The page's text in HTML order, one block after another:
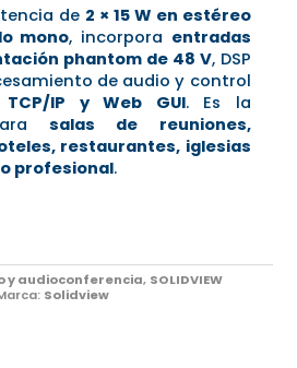
de 2 × 15 W en estéreo
mono, incorpora entradas
phantom de 48 V, DSP
de audio y control
TCP/IP y Web GUI. Es la
salas de reuniones,
restaurantes, iglesias
profesional.
y audioconferencia, SOLIDVIEW
Solidview